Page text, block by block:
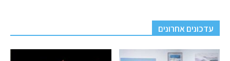
עדכונים אחרונים